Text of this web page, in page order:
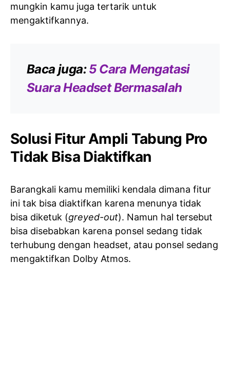
mungkin kamu juga tertarik untuk
mengaktifkannya.
Baca juga:5 Cara Mengatasi
Suara Headset Bermasalah
Solusi Fitur Ampli Tabung Pro
Tidak Bisa Diaktifkan
Barangkali kamu memiliki kendala dimana fitur
ini tak bisa diaktifkan karena menunya tidak
bisa diketuk (greyed-out). Namun hal tersebut
bisa disebabkan karena ponsel sedang tidak
terhubung dengan headset, atau ponsel sedang
mengaktifkan Dolby Atmos.